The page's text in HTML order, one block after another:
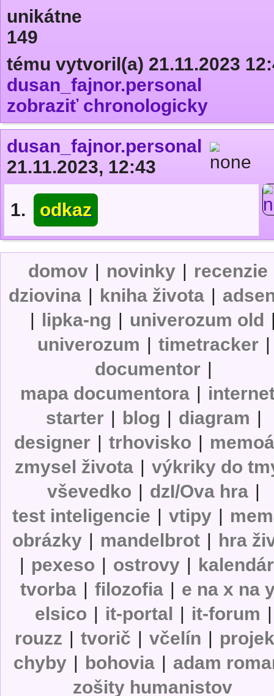
unikátne
149
tému vytvoril(a) 21.11.2023
dusan_fajnor.personal
zobraziť chronologicky
dusan_fajnor.personal
21.11.2023, 12:43
1. odkaz
domov | novinky | recenzie
dziovina | kniha života |
| lipka-ng | univerozum old
univerozum | timetracker |
documentor |
mapa documentora |
starter | blog | diagram |
designer | trhovisko |
zmysel života | výkriky do
vševedko | dzI/Ova hra |
test inteligencie | vtipy |
obrázky | mandelbrot | hra
| pexeso | ostrovy | kalendár
tvorba | filozofia | e na x na
elsico | it-portal | it-forum |
rouzz | tvorič | včelín |
chyby | bohovia | adam
zošity humanistov